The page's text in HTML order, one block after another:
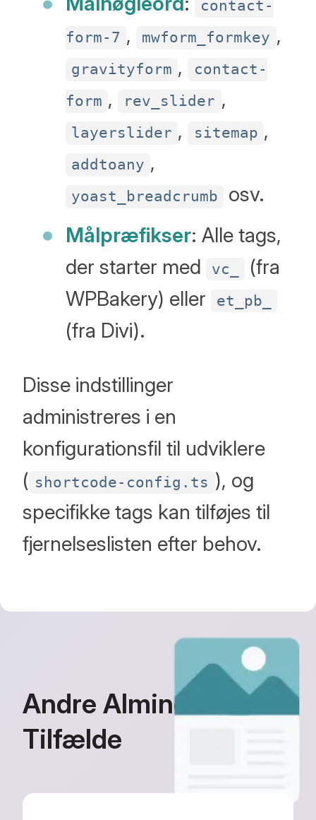
contact-
form-7 , mwform_formkey ,
gravityform ,
contact-
form , rev_slider ,
layerslider , sitemap ,
addtoany ,
yoast_breadcrumb
osv.
Målpræfikser: Alle tags,
der starter med
vc_
(fra
WPBakery) eller
et_pb_
(fra Divi).
Disse indstillinger
administreres i en
konfigurationsfil til udviklere
( shortcode-config.ts ), og
specifikke tags kan tilføjes til
fjernelseslisten efter behov.
Andre Almindelige
Tilfælde